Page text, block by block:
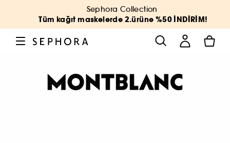
Sephora Collection
Tüm kağıt maskelerde 2.ürüne %50 İNDİRİM!